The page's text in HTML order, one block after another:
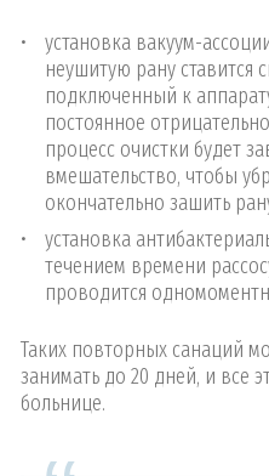
установка вакуум-
неушитую рану ставится
подключенный к
постоянное
процесс очистки будет
вмешательство, чтобы
окончательно зашить
установка
течением времени
проводится
Таких повторных санаций
занимать до 20 дней, и все
больнице.